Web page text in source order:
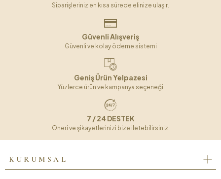
Siparişleriniz en kısa sürede elinize ulaşır.
Güvenli Alışveriş
Güvenli ve kolay ödeme sistemi
Geniş Ürün Yelpazesi
Yüzlerce ürün ve kampanya seçeneği
7 / 24 DESTEK
Öneri ve şikayetlerinizi bize iletebilirsiniz.
KURUMSAL